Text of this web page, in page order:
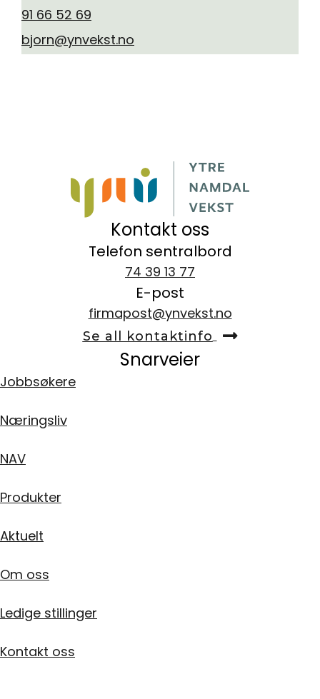
91 66 52 69
bjorn@ynvekst.no
Kontakt oss
Telefon sentralbord
74 39 13 77
E-post
firmapost@ynvekst.no
Se all kontaktinfo
Snarveier
Jobbsøkere
Næringsliv
NAV
Produkter
Aktuelt
Om oss
Ledige stillinger
Kontakt oss